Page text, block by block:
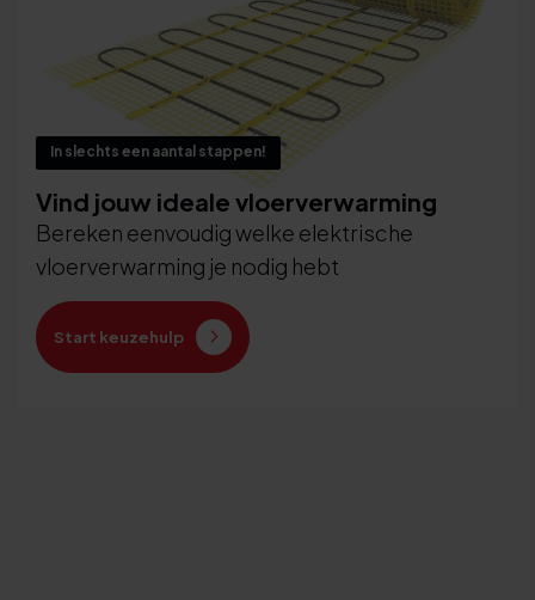
In slechts een aantal stappen!
Vind jouw ideale vloerverwarming
Bereken eenvoudig welke elektrische
vloerverwarming je nodig hebt
Start keuzehulp